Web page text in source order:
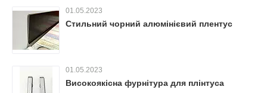
01.05.2023
Стильний чорний алюмінієвий плентус
01.05.2023
Високоякісна фурнітура для плінтуса